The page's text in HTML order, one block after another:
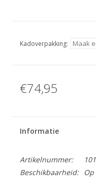
Kadoverpakking:
€74,95
Informatie
Artikelnummer:
Beschikbaarheid: